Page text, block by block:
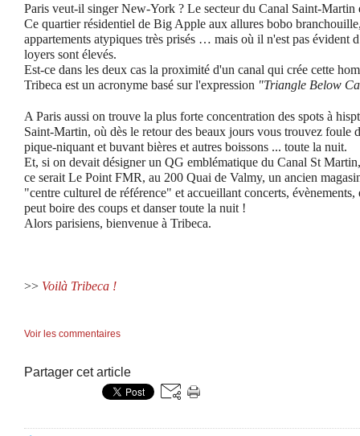
Paris veut-il singer New-York ? Le secteur du Canal Saint-Martin
Ce quartier résidentiel de Big Apple aux allures bobo
appartements atypiques très prisés … mais où il n'est pas évident
loyers sont élevés.
Est-ce dans les deux cas la proximité d'un canal qui crée cette
Tribeca est un acronyme basé sur l'expression "Triangle Below
A Paris aussi on trouve la plus forte concentration des spots à
Saint-Martin, où dès le retour des beaux jours vous trouvez foule
pique-niquant et buvant bières et autres boissons ... toute la nuit.
Et, si on devait désigner un QG emblématique du Canal St
ce serait Le Point FMR, au 200 Quai de Valmy, un ancien
"centre culturel de référence" et accueillant concerts,
peut boire des coups et danser toute la nuit !
Alors parisiens, bienvenue à Tribeca.
>> Voilà Tribeca !
Voir les commentaires
Partager cet article